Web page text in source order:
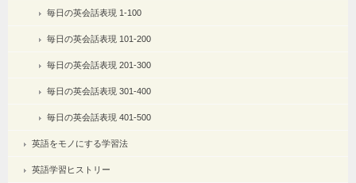
毎日の英会話表現 1-100
毎日の英会話表現 101-200
毎日の英会話表現 201-300
毎日の英会話表現 301-400
毎日の英会話表現 401-500
英語をモノにする学習法
英語学習ヒストリー